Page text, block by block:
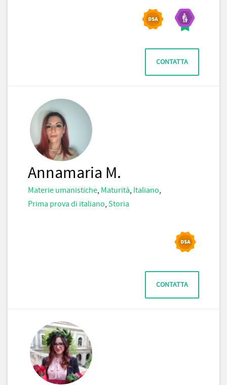
CONTATTA
Annamaria M.
Materie umanistiche, Maturità, Italiano,
Prima prova di italiano, Storia
CONTATTA